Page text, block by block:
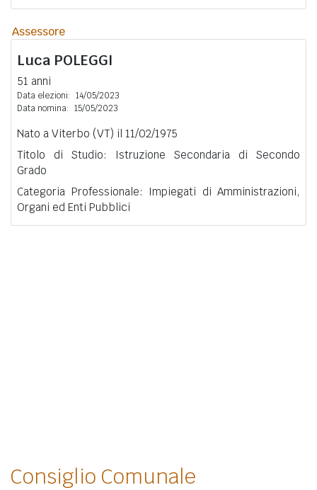
Assessore
Luca POLEGGI
51 anni
Data elezioni: 14/05/2023
Data nomina: 15/05/2023
Nato a Viterbo (VT) il 11/02/1975
Titolo di Studio: Istruzione Secondaria di Secondo
Grado
Categoria Professionale: Impiegati di Amministrazioni,
Organi ed Enti Pubblici
Consiglio Comunale